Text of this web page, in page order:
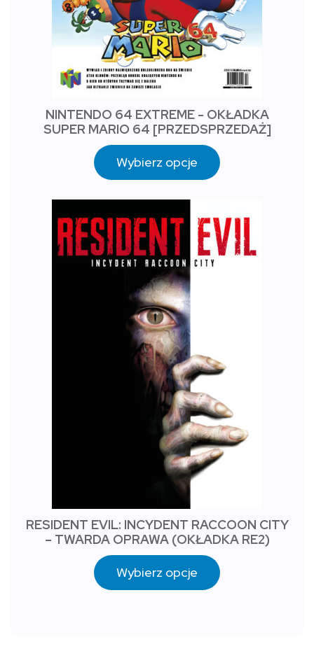
NINTENDO 64 EXTREME - OKŁADKA
SUPER MARIO 64 [PRZEDSPRZEDAŻ]
Wybierz opcje
RESIDENT EVIL: INCYDENT RACCOON CITY
– TWARDA OPRAWA (OKŁADKA RE2)
Wybierz opcje